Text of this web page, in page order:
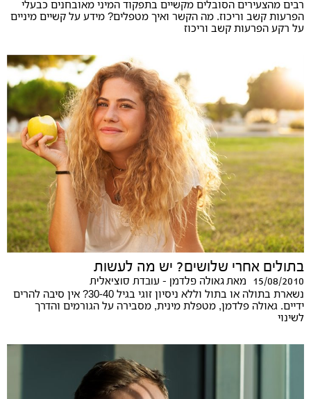
רבים מהצעירים הסובלים מקשיים בתפקוד המיני מאובחנים כבעלי
הפרעות קשב וריכוז. מה הקשר ואיך מטפלים? מידע על קשיים מיניים
על רקע הפרעות קשב וריכוז
בתולים אחרי שלושים? יש מה לעשות
15/08/2010 מאתגאולה פלדמן - עובדת סוציאלית
נשארת בתולה או בתול וללא ניסיון זוגי בגיל 30-40? אין סיבה להרים
ידיים. גאולה פלדמן, מטפלת מינית, מסבירה על הגורמים והדרך
לשינוי